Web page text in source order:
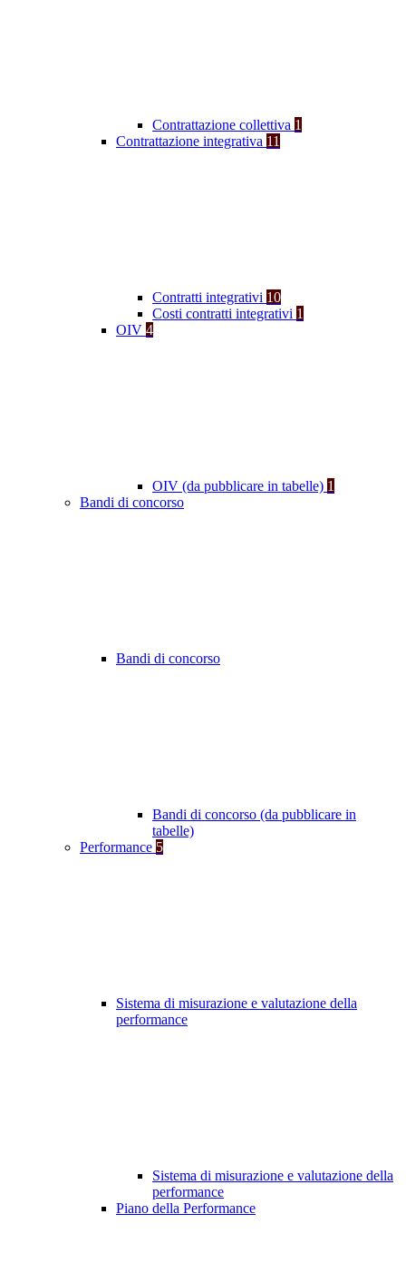
Contrattazione collettiva 1
Contrattazione integrativa 11
Contratti integrativi 10
Costi contratti integrativi 1
OIV 4
OIV (da pubblicare in tabelle) 1
Bandi di concorso
Bandi di concorso
Bandi di concorso (da pubblicare in
tabelle)
Performance 5
Sistema di misurazione e valutazione della
performance
Sistema di misurazione e valutazione della
performance
Piano della Performance